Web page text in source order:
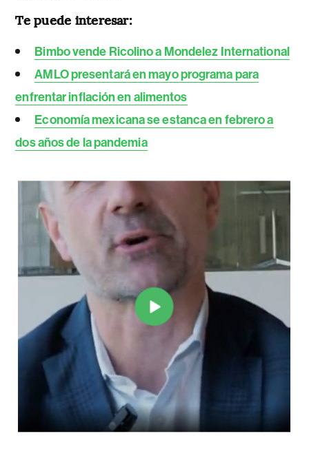
Te puede interesar:
Bimbo vende Ricolino a Mondelez International
AMLO presentará en mayo programa para
enfrentar inflación en alimentos
Economía mexicana se estanca en febrero a
dos años de la pandemia